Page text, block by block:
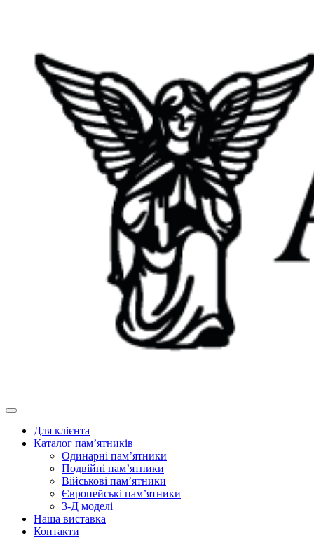
Для клієнта
Каталог пам’ятників
Одинарні пам’ятники
Подвійні пам’ятники
Військові пам’ятники
Європейські пам’ятники
3-Д моделі
Наша виставка
Контакти